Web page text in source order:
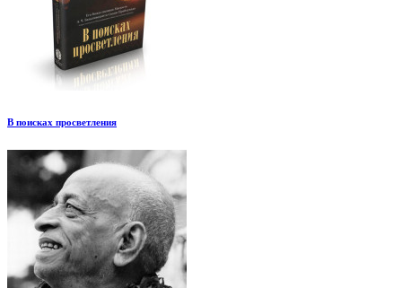
В поисках просветления